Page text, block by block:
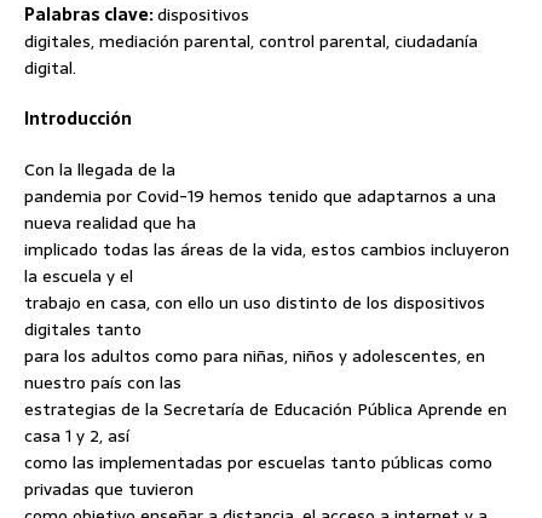
Palabras clave:dispositivos
digitales, mediación parental, control parental, ciudadanía
digital.
Introducción
Con la llegada de la
pandemia por Covid-19 hemos tenido que adaptarnos a una
nueva realidad que ha
implicado todas las áreas de la vida, estos cambios incluyeron
la escuela y el
trabajo en casa, con ello un uso distinto de los dispositivos
digitales tanto
para los adultos como para niñas, niños y adolescentes, en
nuestro país con las
estrategias de la Secretaría de Educación Pública Aprende en
casa 1 y 2, así
como las implementadas por escuelas tanto públicas como
privadas que tuvieron